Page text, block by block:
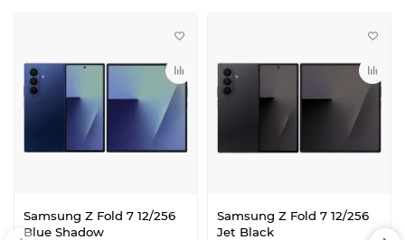
Samsung Z Fold 7 12/256
Blue Shadow
Samsung Z Fold 7 12/256
Jet Black